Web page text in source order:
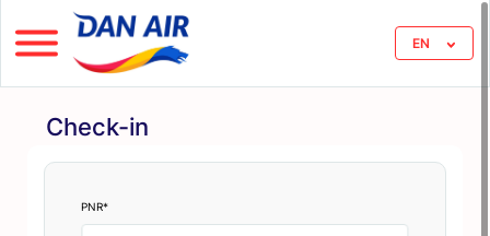
EN
Check-in
PNR*